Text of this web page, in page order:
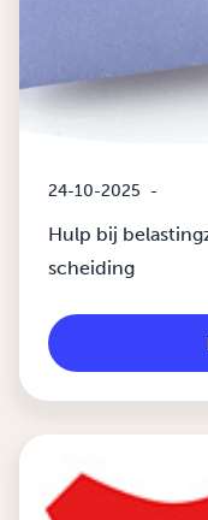
24-10-2025 -
Hulp bij
scheiding